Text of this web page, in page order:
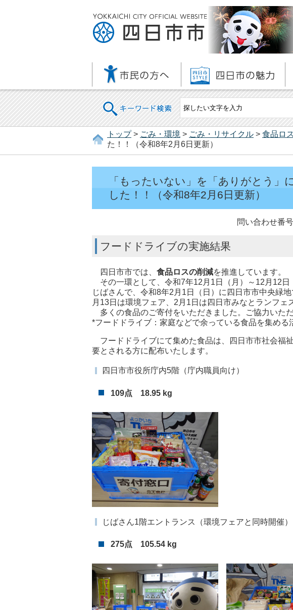
キーワード検索
トップ> ごみ・環境 > ごみ・リサイクル > 食品ロ
た！！（令和8年2月6日更新）
「もったいない」を「ありがとう
した！！（令和8年2月6日更新）
問い合わせ番
フードドライブの実施結果
四日市市では、 食品ロスの削減を推進しています。
その一環として、令和7年12月1日（月）～12月12日
じばさんで、令和8年2月1日（日）に四日市市中央緑
月13日は環境フェア、2月1日は四日市みなとランフェ
多くの食品のご寄付をいただきました。ご協力いた
*フードドライブ：家庭などで余っている食品を集める
フードドライブにて集めた食品は、四日市市社会福
要とされる方に配布いたします。
四日市市役所庁内5階（庁内職員向け）
109点 18.95 kg
じばさん1階エントランス（環境フェアと同時開催）
275点 105.54 kg